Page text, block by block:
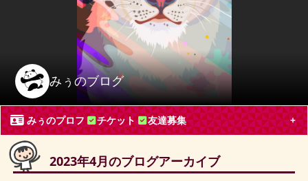
みぅのブログ
みぅのプロフ チケット 友達募集
みぅ
2023年4月のブログアーカイブ